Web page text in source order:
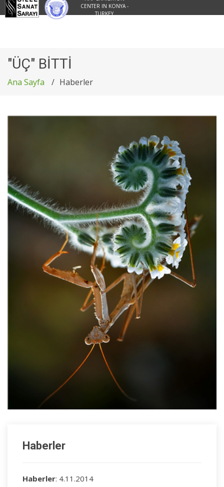
CENTER IN KONYA -
TURKEY
"ÜÇ" BİTTİ
Ana Sayfa Haberler
Haberler
Haberler: 4.11.2014